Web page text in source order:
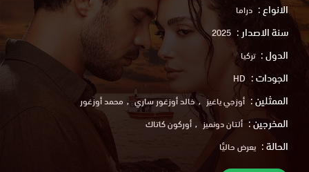
الانواع : دراما
سنة الاصدار : 2025
الدول : تركيا
الجودات : HD
الممثلين : أوزجي ياغيز خالد أوزغور ساري محمد أوزغور
المخرجين : ألتان دونميز أوركون كاتاك
الحالة : يعرض حاليًا